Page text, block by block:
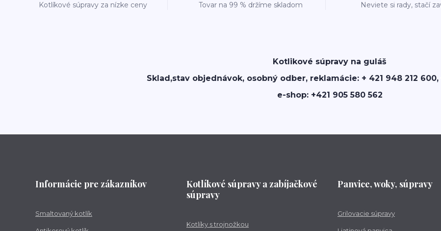
Kotlíkové súpravy za nízke ceny Tovar na 99 % držíme skladom Neviete si rady, stačí
Kotlikové súpravy na guláš
Sklad,stav objednávok, osobný odber, reklamácie: + 421 948 212 600,
e-shop: +421 905 580 562
Informácie pre zákazníkov
Smaltovaný kotlík
Kotlíkové súpravy a zabíjačkové
súpravy
Kotlíky s trojnožkou
Panvice, woky, súpravy
Grilovacie súpravy